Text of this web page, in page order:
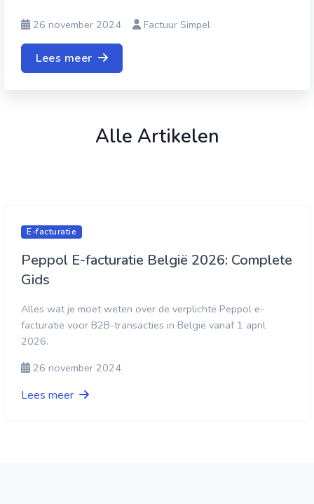
26 november 2024 Factuur Simpel
Lees meer
Alle Artikelen
E-facturatie
Peppol E-facturatie België 2026: Complete
Gids
Alles wat je moet weten over de verplichte Peppol e-
facturatie voor B2B-transacties in België vanaf 1 april
2026.
26 november 2024
Lees meer